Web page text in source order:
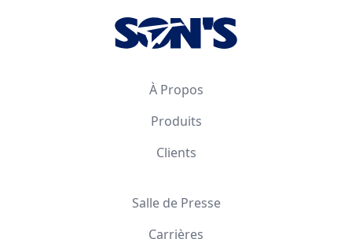
À Propos
Produits
Clients
Salle de Presse
Carrières